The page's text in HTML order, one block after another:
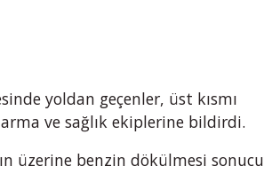
yoldan geçenler, üst kısmı
ve sağlık ekiplerine bildirdi.
üzerine benzin dökülmesi sonucu